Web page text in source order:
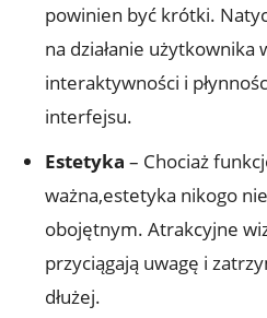
powinien być krótki.
na działanie użytkownika
interaktywności i
interfejsu.
Estetyka – Chociaż
ważna,estetyka nikogo
obojętnym. Atrakcyjne
przyciągają uwagę i
dłużej.